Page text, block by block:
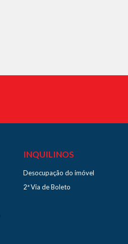
INQUILINOS
Desocupação do imóvel
2ª Via de Boleto